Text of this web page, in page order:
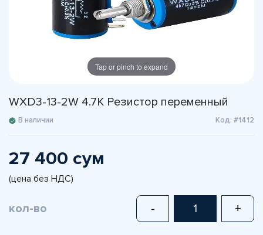
Tap or pinch to expand
WXD3-13-2W 4.7К Резистор переменный
В наличии Код: #1412
27 400 сум
(цена без НДС)
кол-во - +